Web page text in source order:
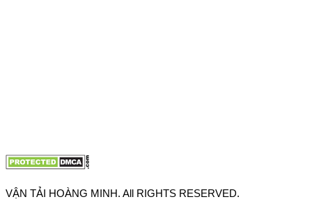
VẬN TẢI HOÀNG MINH. All RIGHTS RESERVED.